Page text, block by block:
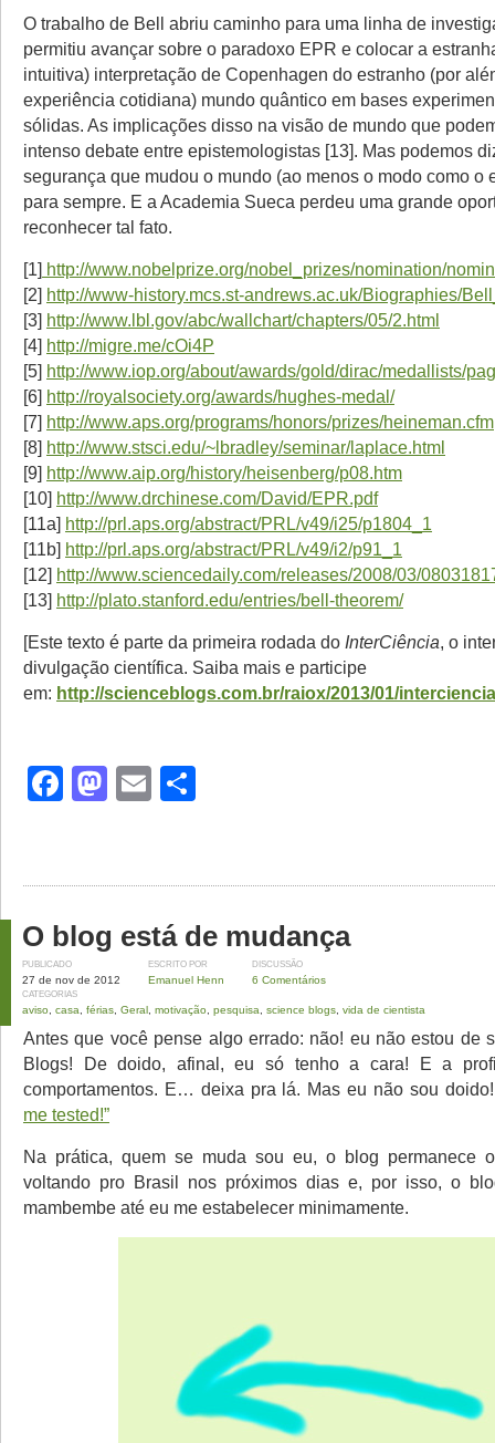
O trabalho de Bell abriu caminho para uma linha de
permitiu avançar sobre o paradoxo EPR e colocar a
intuitiva) interpretação de Copenhagen do estranho (por
experiência cotidiana) mundo quântico em bases
sólidas. As implicações disso na visão de mundo que
intenso debate entre epistemologistas [13]. Mas podemos
segurança que mudou o mundo (ao menos o modo como o
para sempre. E a Academia Sueca perdeu uma grande
reconhecer tal fato.
[1] http://www.nobelprize.org/nobel_prizes/nomination/
[2] http://www-history.mcs.st-andrews.ac.uk/Biographies/
[3] http://www.lbl.gov/abc/wallchart/chapters/05/2.html
[4] http://migre.me/cOi4P
[5] http://www.iop.org/about/awards/gold/dirac/medallists/
[6] http://royalsociety.org/awards/hughes-medal/
[7] http://www.aps.org/programs/honors/prizes/heineman.cfm
[8] http://www.stsci.edu/~lbradley/seminar/laplace.html
[9] http://www.aip.org/history/heisenberg/p08.htm
[10] http://www.drchinese.com/David/EPR.pdf
[11a] http://prl.aps.org/abstract/PRL/v49/i25/p1804_1
[11b] http://prl.aps.org/abstract/PRL/v49/i2/p91_1
[12] http://www.sciencedaily.com/releases/2008/03/
[13] http://plato.stanford.edu/entries/bell-theorem/
[Este texto é parte da primeira rodada do InterCiência, o
divulgação científica. Saiba mais e participe
em: http://scienceblogs.com.br/raiox/2013/01/
Facebook
Mastodon
Email
O blog está de mudança
PUBLICADO
27 de nov de 2012
ESCRITO POR
Emanuel Henn
DISCUSSÃO
6 Comentários
CATEGORIAS
aviso casa férias Geral motivação pesquisa science blogs vida de cientista
Antes que você pense algo errado: não! eu não estou de
Blogs! De doido, afinal, eu só tenho a cara! E a
comportamentos. E… deixa pra lá. Mas eu não sou
me tested!”
Na prática, quem se muda sou eu, o blog permanece
voltando pro Brasil nos próximos dias e, por isso, o
mambembe até eu me estabelecer minimamente.